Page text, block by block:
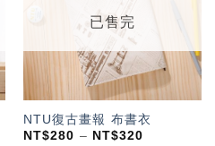
已售完
NTU復古畫報 布書衣
NT$280 – NT$320